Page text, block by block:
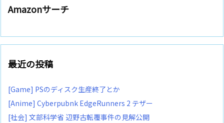
Amazonサーチ
最近の投稿
[Game] PSのディスク生産終了とか
[Anime] Cyberpubnk EdgeRunners 2 テザー
[社会] 文部科学省 辺野古転覆事件の見解公開